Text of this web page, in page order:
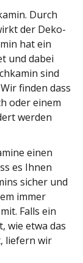
Durch
der Deko-
hat ein
und dabei
sind
finden dass
oder einem
werden
einen
es Ihnen
sicher und
immer
Falls ein
wie etwa das
liefern wir